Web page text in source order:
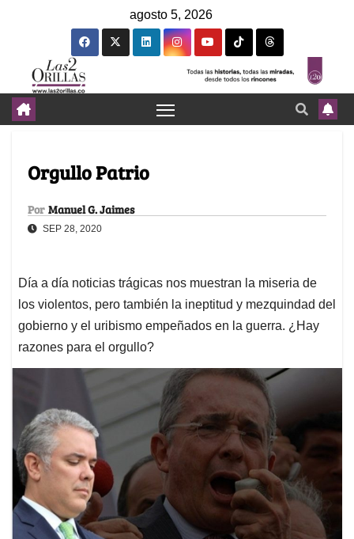
agosto 5, 2026
Orgullo Patrio
Por Manuel G. Jaimes
SEP 28, 2020
Día a día noticias trágicas nos muestran la miseria de
los violentos, pero también la ineptitud y mezquindad del
gobierno y el uribismo empeñados en la guerra. ¿Hay
razones para el orgullo?